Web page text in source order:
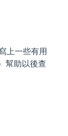
上一些有用
幫助以後查